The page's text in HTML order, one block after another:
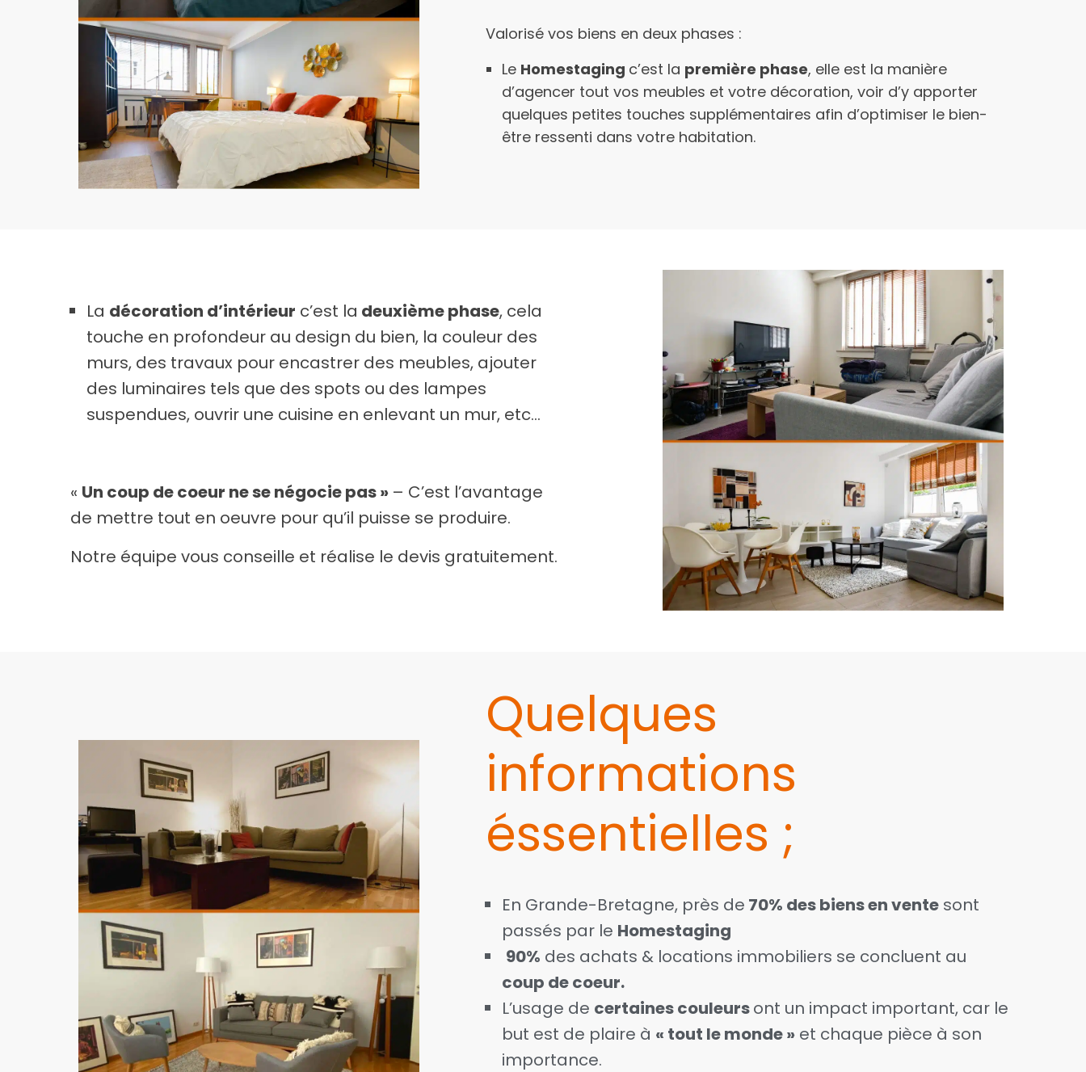
Valorisé vos biens en deux phases :
Le Homestaging c’est la première phase, elle est la manière
d’agencer tout vos meubles et votre décoration, voir d’y apporter
quelques petites touches supplémentaires afin d’optimiser le bien-
être ressenti dans votre habitation.
La décoration d’intérieur c’est la deuxième phase, cela
touche en profondeur au design du bien, la couleur des
murs, des travaux pour encastrer des meubles, ajouter
des luminaires tels que des spots ou des lampes
suspendues, ouvrir une cuisine en enlevant un mur, etc…
« Un coup de coeur ne se négocie pas » – C’est l’avantage
de mettre tout en oeuvre pour qu’il puisse se produire.
Notre équipe vous conseille et réalise le devis gratuitement.
Quelques
informations
éssentielles ; ​
En Grande-Bretagne, près de 70% des biens en vente sont
passés par le Homestaging
90% des achats & locations immobiliers se concluent au
coup de coeur.
L’usage de certaines couleursont un impact important, car le
but est de plaire à « tout le monde » et chaque pièce à son
importance.